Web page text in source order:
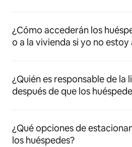
¿Cómo accederán los
o a la vivienda si yo no estoy
¿Quién es responsable de la
después de que los
¿Qué opciones de
los huéspedes?